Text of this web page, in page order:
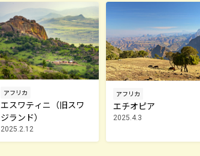
アフリカ
エスワティニ（旧スワ
ジランド）
2025.2.12
アフリカ
エチオピア
2025.4.3